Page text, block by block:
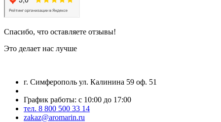
Спасибо, что оставляете отзывы!
Это делает нас лучше
г. Симферополь ул. Калинина 59 оф. 51
График работы: с 10:00 до 17:00
тел. 8 800 500 33 14
zakaz@aromarin.ru